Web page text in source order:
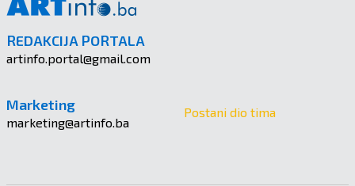
REDAKCIJA PORTALA
artinfo.portal@gmail.com
Marketing
marketing@artinfo.ba
Postani dio tima